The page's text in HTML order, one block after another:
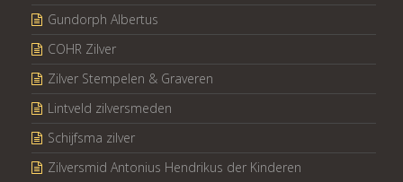
Gundorph Albertus
COHR Zilver
Zilver Stempelen & Graveren
Lintveld zilversmeden
Schijfsma zilver
Zilversmid Antonius Hendrikus der Kinderen